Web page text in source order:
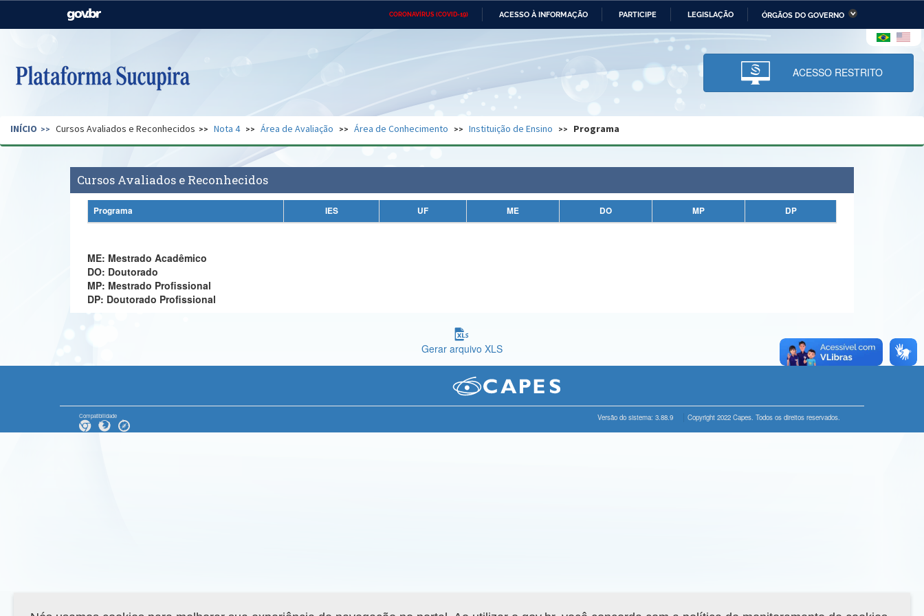
CORONAVÍRUS (COVID-19) ACESSO À INFORMAÇÃO PARTICIPE LEGISLAÇÃO ÓRGÃOS DO GOVERNO
Casa Civil Ministério das Relações Ministério da Economia Ministério da Infraestrutura
Pecuária e Abastecimento
Ministério da Ciência,
Tecnologia, Inovações e
Comunicações
Ministério do Desenvolvimento
Regional e dos Direitos Humanos
Secretaria de Governo Gabinete de Segurança Advocacia-Geral da União Banco Central do Brasil Planalto
ACESSO RESTRITO
INÍCIO Cursos Avaliados e Reconhecidos Nota 4 Área de Avaliação Área de Conhecimento Instituição de Ensino Programa
Cursos Avaliados e Reconhecidos
Programa IES UF ME DO MP DP
ME: Mestrado Acadêmico
DO: Doutorado
MP: Mestrado Profissional
DP: Doutorado Profissional
Gerar arquivo XLS
Compatibilidade Versão do sistema: 3.88.9 Copyright 2022 Capes. Todos os direitos reservados.